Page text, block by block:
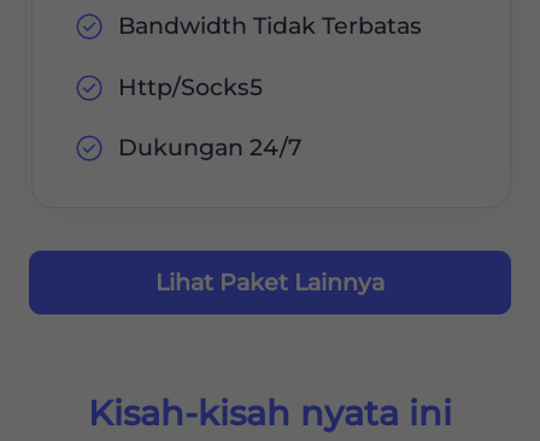
Bandwidth Tidak Terbatas
Http/Socks5
Dukungan 24/7
Lihat Paket Lainnya
Kisah-kisah nyata ini